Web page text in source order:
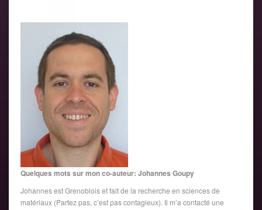
Quelques mots sur mon co-auteur: Johannes Goupy
Johannes est Grenoblois et fait de la recherche en sciences de
matériaux (Partez pas, c’est pas contagieux). Il m’a contacté une